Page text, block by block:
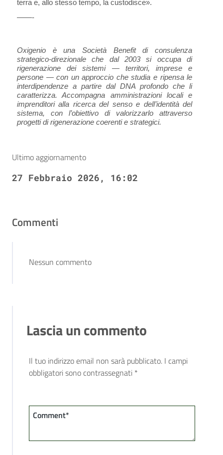
terra e, allo stesso tempo, la custodisce».
——-
Oxigenio è una Società Benefit di consulenza
strategico-direzionale che dal 2003 si occupa di
rigenerazione dei sistemi — territori, imprese e
persone — con un approccio che studia e ripensa le
interdipendenze a partire dal DNA profondo che li
caratterizza. Accompagna amministrazioni locali e
imprenditori alla ricerca del senso e dell’identità del
sistema, con l’obiettivo di valorizzarlo attraverso
progetti di rigenerazione coerenti e strategici.
Ultimo aggiornamento
27 Febbraio 2026, 16:02
Commenti
Nessun commento
Lascia un commento
Il tuo indirizzo email non sarà pubblicato. I campi
obbligatori sono contrassegnati *
Comment*